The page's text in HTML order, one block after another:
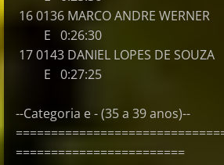
16 0136 MARCO ANDRE
E 0:26:30
17 0143 DANIEL LOPES
E 0:27:25
--Categoria e - (35 a 39 anos)--
========================